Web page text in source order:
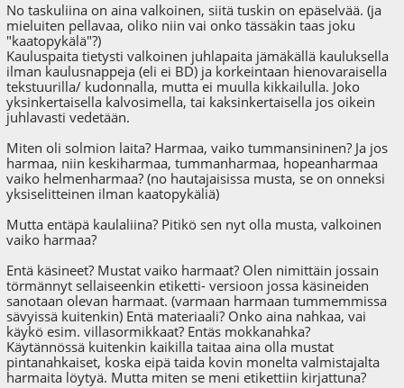
No taskuliina on aina valkoinen, siitä tuskin on epäselvää. (ja
mieluiten pellavaa, oliko niin vai onko tässäkin taas joku
"kaatopykälä"?)
Kauluspaita tietysti valkoinen juhlapaita jämäkällä kauluksella
ilman kaulusnappeja (eli ei BD) ja korkeintaan hienovaraisella
tekstuurilla/ kudonnalla, mutta ei muulla kikkailulla. Joko
yksinkertaisella kalvosimella, tai kaksinkertaisella jos oikein
juhlavasti vedetään.
Miten oli solmion laita? Harmaa, vaiko tummansininen? Ja jos
harmaa, niin keskiharmaa, tummanharmaa, hopeanharmaa
vaiko helmenharmaa? (no hautajaisissa musta, se on onneksi
yksiselitteinen ilman kaatopykäliä)
Mutta entäpä kaulaliina? Pitikö sen nyt olla musta, valkoinen
vaiko harmaa?
Entä käsineet? Mustat vaiko harmaat? Olen nimittäin jossain
törmännyt sellaiseenkin etiketti- versioon jossa käsineiden
sanotaan olevan harmaat. (varmaan harmaan tummemmissa
sävyissä kuitenkin) Entä materiaali? Onko aina nahkaa, vai
käykö esim. villasormikkaat? Entäs mokkanahka?
Käytännössä kuitenkin kaikilla taitaa aina olla mustat
pintanahkaiset, koska eipä taida kovin monelta valmistajalta
harmaita löytyä. Mutta miten se meni etikettiin kirjattuna?